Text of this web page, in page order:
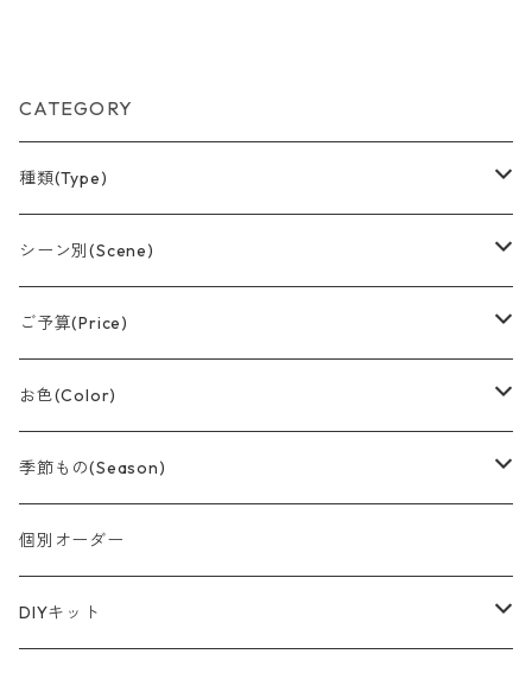
CATEGORY
種類(Type)
アレンジメント(置型)
バルーンブーケ
つり下げデザイン
おむつケーキ
スティック
スティックブーケ
シーン別(Scene)
誕生日
結婚祝い
卒業
記念日
出産祝い
ご予算(Price)
〜¥1,500
〜¥3,000
〜¥5,000
〜¥8,000
お色(Color)
赤系
黄色/オレンジ系
ピンク系
季節もの(Season)
春/Spring
節分
夏/Summer
個別オーダー
DIYキット